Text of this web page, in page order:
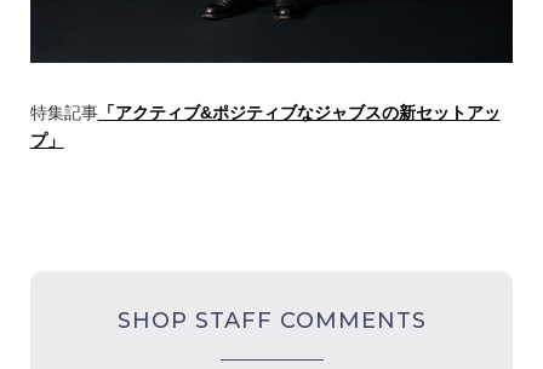
特集記事「アクティブ&ポジティブなジャブスの新セットアッ
プ」
SHOP STAFF COMMENTS